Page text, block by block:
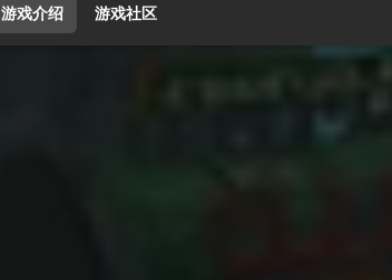
游戏介绍 游戏社区